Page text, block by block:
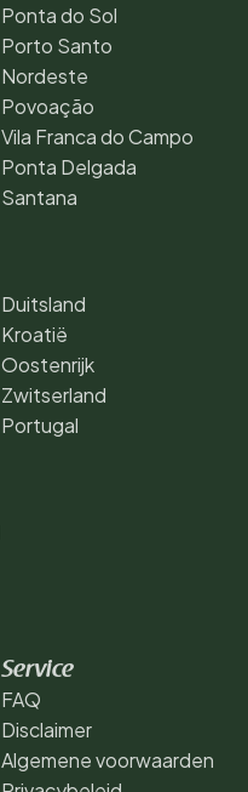
Ponta do Sol
Porto Santo
Nordeste
Povoação
Vila Franca do Campo
Ponta Delgada
Santana
Duitsland
Kroatië
Oostenrijk
Zwitserland
Portugal
Service
FAQ
Disclaimer
Algemene voorwaarden